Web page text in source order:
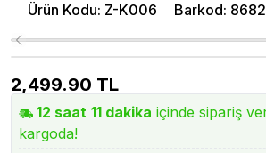
Ürün Kodu: Z-K006 Barkod:
2,499.90 TL
12 saat 11 dakika içinde sipariş
kargoda!